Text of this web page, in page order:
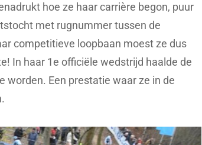
hoe ze haar carrière begon, puur
met rugnummer tussen de
competitieve loopbaan moest ze dus
In haar 1e officiële wedstrijd haalde de
worden. Een prestatie waar ze in de